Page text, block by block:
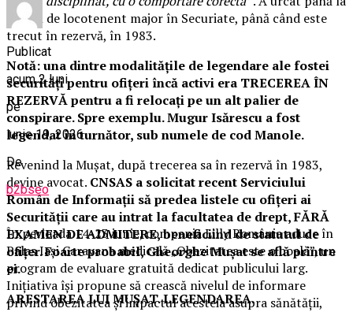
gradul de locotenent major în Securiate, până când este
trecut în rezervă, în 1983.
Notă: una dintre modalitățile de legendare ale fostei
securități pentru ofițeri încă activi era TRECEREA ÎN
REZERVĂ pentru a fi relocați pe un alt palier de
conspirare. Spre exemplu. Mugur Isărescu a fost
legendat în turnător, sub numele de cod Manole.
Revenind la Mușat, după trecerea sa în rezervă în 1983,
devine avocat. CNSAS a solicitat recent Serviciului
Român de Informații să predea listele cu ofițeri ai
Securității care au intrat la facultatea de drept, FĂRĂ
EXAMEN DE ADMITERE, beneficiind de statutul de
ofițer. Foarte probabil, Gheorghe Mușat se află printre
ei.
ARESTAREA LUI MUȘAT. LEGENDAREA.
Publicat
acum 2 luni
pe
iunie 19, 2026
De
b2bseo
În perioada 14-23 iunie, compania Lilly România aduce în
Palas Iași Caravana medicală „Obezitatea este o boală”, un
program de evaluare gratuită dedicat publicului larg.
Inițiativa își propune să crească nivelul de informare
privind obezitatea și impactul acesteia asupra sănătății,